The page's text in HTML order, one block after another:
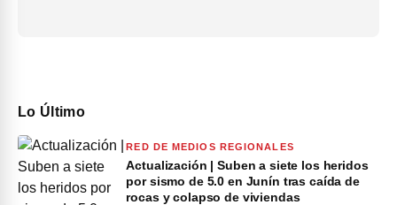
Lo Último
RED DE MEDIOS REGIONALES
Actualización | Suben a siete los heridos
por sismo de 5.0 en Junín tras caída de
rocas y colapso de viviendas